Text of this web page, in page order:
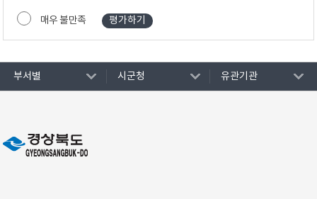
매우 불만족
부서별 시군청 유관기관